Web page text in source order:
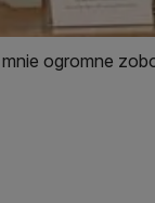
ogromne